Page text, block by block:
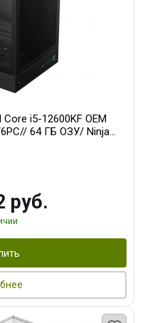
i5-12600KF OEM
64 ГБ ОЗУ/ Ninja
DVI DP HDMI 2/
руб.